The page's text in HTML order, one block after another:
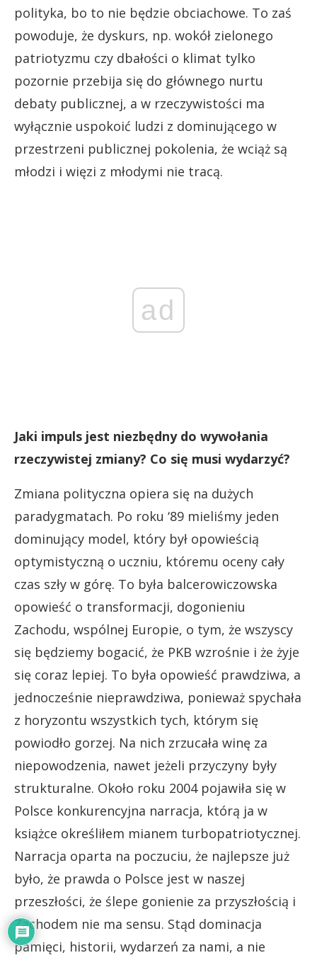
polityka, bo to nie będzie obciachowe. To zaś
powoduje, że dyskurs, np. wokół zielonego
patriotyzmu czy dbałości o klimat tylko
pozornie przebija się do głównego nurtu
debaty publicznej, a w rzeczywistości ma
wyłącznie uspokoić ludzi z dominującego w
przestrzeni publicznej pokolenia, że wciąż są
młodzi i więzi z młodymi nie tracą.
ad
Jaki impuls jest niezbędny do wywołania
rzeczywistej zmiany? Co się musi wydarzyć?
Zmiana polityczna opiera się na dużych
paradygmatach. Po roku ‘89 mieliśmy jeden
dominujący model, który był opowieścią
optymistyczną o uczniu, któremu oceny cały
czas szły w górę. To była balcerowiczowska
opowieść o transformacji, dogonieniu
Zachodu, wspólnej Europie, o tym, że wszyscy
się będziemy bogacić, że PKB wzrośnie i że żyje
się coraz lepiej. To była opowieść prawdziwa, a
jednocześnie nieprawdziwa, ponieważ spychała
z horyzontu wszystkich tych, którym się
powiodło gorzej. Na nich zrzucała winę za
niepowodzenia, nawet jeżeli przyczyny były
strukturalne. Około roku 2004 pojawiła się w
Polsce konkurencyjna narracja, którą ja w
książce określiłem mianem turbopatriotycznej.
Narracja oparta na poczuciu, że najlepsze już
było, że prawda o Polsce jest w naszej
przeszłości, że ślepe gonienie za przyszłością i
Zachodem nie ma sensu. Stąd dominacja
pamięci, historii, wydarzeń za nami, a nie